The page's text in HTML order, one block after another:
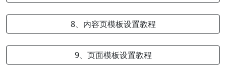
8、内容页模板设置教程
9、页面模板设置教程